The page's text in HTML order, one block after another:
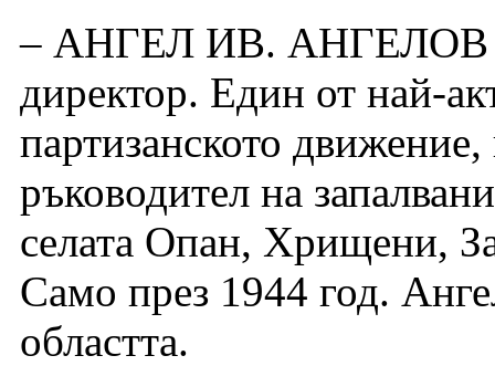
– АНГЕЛ ИВ. АНГЕЛОВ –
директор. Един от най-
партизанското
ръководител на
селата Опан, Хрищени,
Само през 1944 год.
областта.